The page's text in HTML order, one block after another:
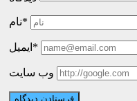
نام*
ایمیل*
وب سایت